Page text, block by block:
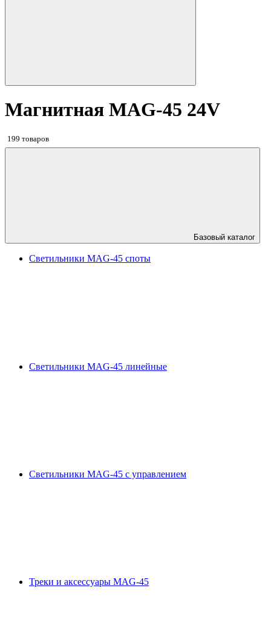
Магнитная MAG-45 24V
199 товаров
Базовый каталог
Светильники MAG-45 споты
Светильники MAG-45 линейные
Светильники MAG-45 с управлением
Треки и аксессуары MAG-45